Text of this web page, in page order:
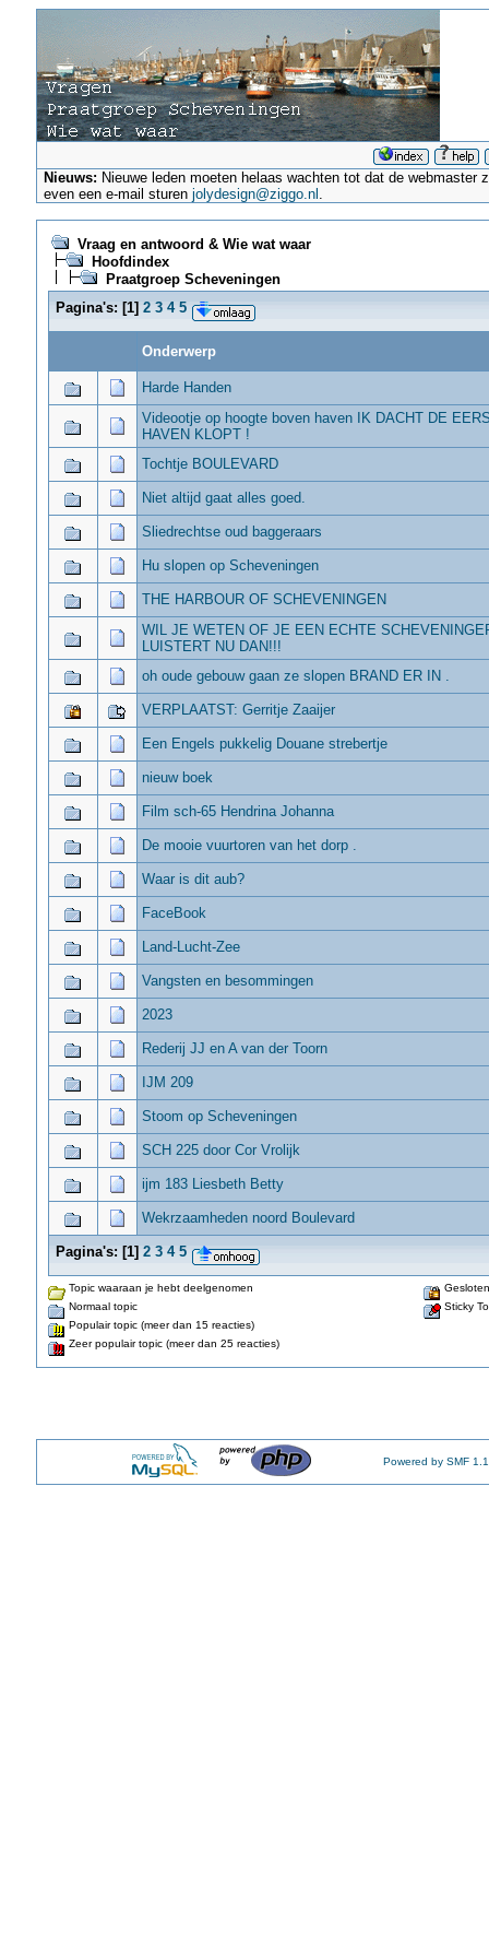
Nieuws: Nieuwe leden moeten helaas wachten tot dat de
even een e-mail sturenjolydesign@ziggo.nl .
Vraag en antwoord & Wie wat waar
Hoofdindex
Praatgroep Scheveningen
Pagina's:[1] 2 3 4 5
Onderwerp
Harde Handen
Videootje op hoogte boven haven IK DACHT DE
HAVEN KLOPT !
Tochtje BOULEVARD
Niet altijd gaat alles goed.
Sliedrechtse oud baggeraars
Hu slopen op Scheveningen
THE HARBOUR OF SCHEVENINGEN
WIL JE WETEN OF JE EEN ECHTE
LUISTERT NU DAN!!!
oh oude gebouw gaan ze slopen BRAND ER IN .
VERPLAATST: Gerritje Zaaijer
Een Engels pukkelig Douane strebertje
nieuw boek
Film sch-65 Hendrina Johanna
De mooie vuurtoren van het dorp .
Waar is dit aub?
FaceBook
Land-Lucht-Zee
Vangsten en besommingen
2023
Rederij JJ en A van der Toorn
IJM 209
Stoom op Scheveningen
SCH 225 door Cor Vrolijk
ijm 183 Liesbeth Betty
Wekrzaamheden noord Boulevard
Pagina's:[1] 2 3 4 5
Topic waaraan je hebt deelgenomen
Normaal topic
Populair topic (meer dan 15 reacties)
Zeer populair topic (meer dan 25 reacties)
Sticky
Powered by SMF